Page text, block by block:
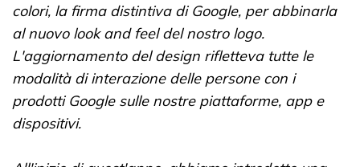
colori, la firma distintiva di Google, per abbinarla
al nuovo look and feel del nostro logo.
L'aggiornamento del design rifletteva tutte le
modalità di interazione delle persone con i
prodotti Google sulle nostre piattaforme, app e
dispositivi.